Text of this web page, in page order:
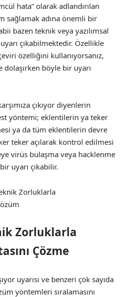
hata” olarak adlandırılan
sağlamak adına önemli bir
bazen teknik veya yazılımsal
çıkabilmektedir. Özellikle
özelliğini kullanıyorsanız,
böyle bir uyarı
çıkıyor diyenlerin
yöntemi; eklentilerin ya teker
ya da tüm eklentilerin devre
teker açılarak kontrol edilmesi
virüs bulaşma veya hacklenme
uyarı çıkabilir.
Zorluklarla
Çözme
uyarısı ve benzeri çok sayıda
yöntemleri sıralamasını